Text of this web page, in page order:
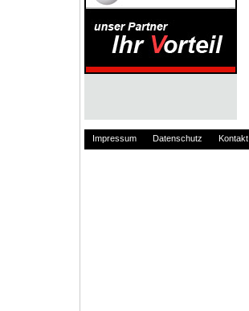
Impressum Datenschutz Kontakt